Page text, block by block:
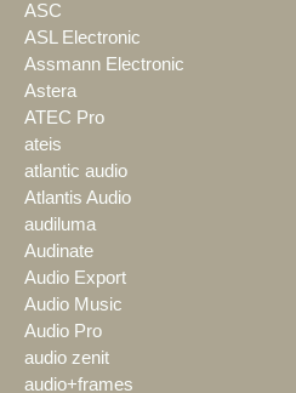
ASC
ASL Electronic
Assmann Electronic
Astera
ATEC Pro
ateis
atlantic audio
Atlantis Audio
audiluma
Audinate
Audio Export
Audio Music
Audio Pro
audio zenit
audio+frames